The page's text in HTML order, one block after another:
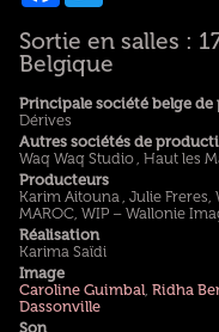
Sortie en salles :
Belgique
Principale société belge
Dérives
Autres sociétés de
Waq Waq Studio , Haut les
Producteurs
Karim Aitouna , Julie Freres,
MAROC, WIP – Wallonie
Réalisation
Karima Saïdi
Image
Caroline Guimbal, Ridha
Dassonville